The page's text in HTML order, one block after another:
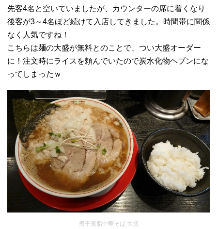
先客4名と空いていましたが、カウンターの席に着くなり
後客が3～4名ほど続けて入店してきました。時間帯に関係
なく人気ですね！
こちらは麺の大盛が無料とのことで、つい大盛オーダー
に！注文時にライスを頼んでいたので炭水化物ヘブンにな
ってしまったｗ
煮干鬼脂中華そば 大盛